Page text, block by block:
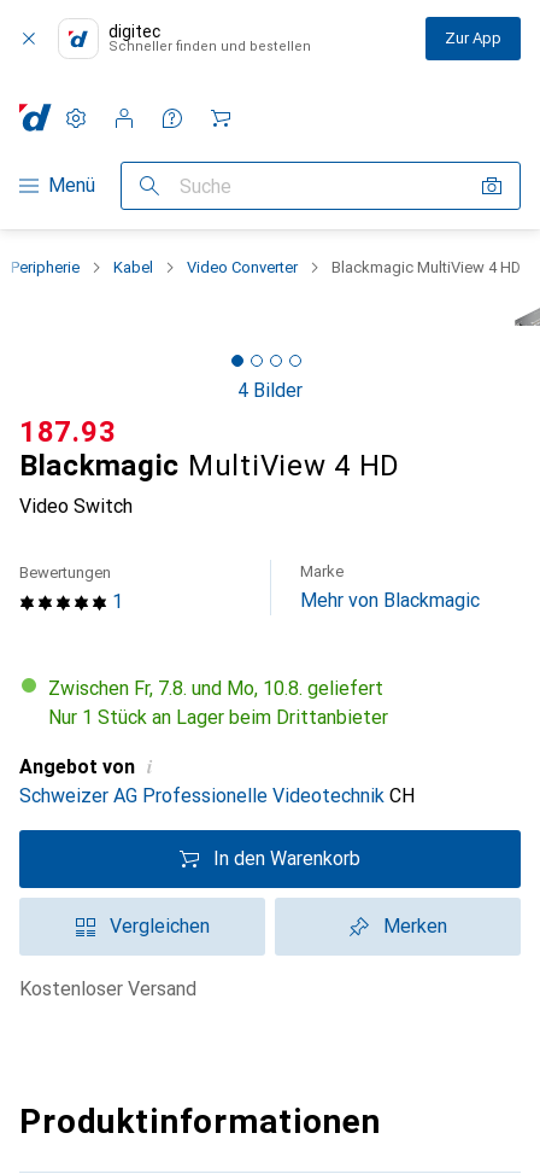
digitec
Schneller finden und bestellen Zur App
Navigation nach Kategorien
Menü Suche
Einstellungen
Kundenkonto
Vergleichslisten
Merklisten
Warenkorb
Peripherie Kabel Video Converter Blackmagic MultiView 4 HD
4 Bilder
Blackmagic MultiView 4 HD
Video Switch
CHF
187.93
1
Bewertungen Marke
Mehr von Blackmagic
Zwischen Fr, 7.8. und Mo, 10.8. geliefert
Nur 1 Stück an Lager beim Drittanbieter
Angebot von i
Schweizer AG Professionelle Videotechnik CH
In den Warenkorb
Vergleichen Merken
kostenloser Versand
Produktinformationen